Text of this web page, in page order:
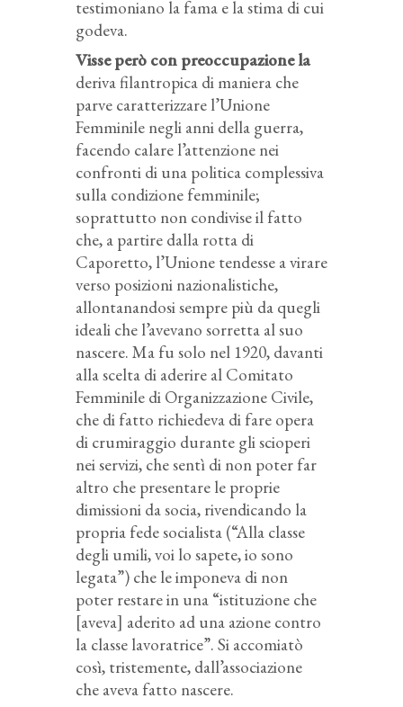
testimoniano la fama e la stima di cui
godeva.
Visse però con preoccupazione la
deriva filantropica di maniera che
parve caratterizzare l’Unione
Femminile negli anni della guerra,
facendo calare l’attenzione nei
confronti di una politica complessiva
sulla condizione femminile;
soprattutto non condivise il fatto
che, a partire dalla rotta di
Caporetto, l’Unione tendesse a virare
verso posizioni nazionalistiche,
allontanandosi sempre più da quegli
ideali che l’avevano sorretta al suo
nascere. Ma fu solo nel 1920, davanti
alla scelta di aderire al Comitato
Femminile di Organizzazione Civile,
che di fatto richiedeva di fare opera
di crumiraggio durante gli scioperi
nei servizi, che sentì di non poter far
altro che presentare le proprie
dimissioni da socia, rivendicando la
propria fede socialista (“Alla classe
degli umili, voi lo sapete, io sono
legata”) che le imponeva di non
poter restare in una “istituzione che
[aveva] aderito ad una azione contro
la classe lavoratrice”. Si accomiatò
così, tristemente, dall’associazione
che aveva fatto nascere.